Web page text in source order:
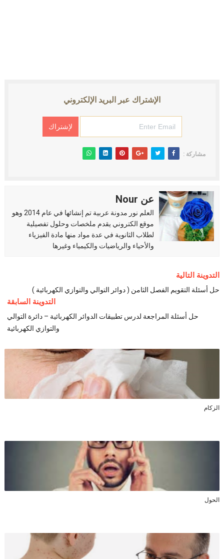
الإشتراك عبر البريد الإلكتروني
مشاركة :
عن Nour
العلم نور مدونة عربية تم إنشائها في عام 2014 وهو
موقع الكتروني يقدم ملخصات وحلول تفصيلية
لطلاب الثانوية في عدة مواد منها مادة الفيزياء
والأحياء والرياضيات والكيمياء وغيرها
التدوينة التالية
حل أسئلة التقويم الفصل الثامن ( دوائر التوالي والتوازي الكهربائية )
التدوينة السابقة
حل أسئلة المراجعة لدرس تطبيقات الدوائر الكهربائية – دائرة التوالي
والتوازي الكهربائية
الزكام
الحول